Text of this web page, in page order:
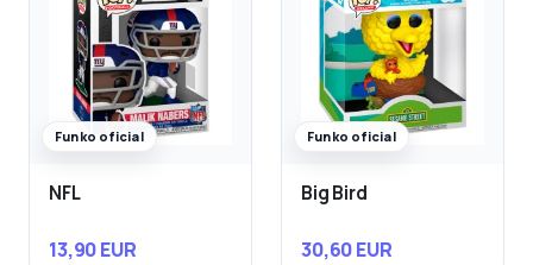
Funko oficial
NFL
13,90 EUR
Funko oficial
Big Bird
30,60 EUR